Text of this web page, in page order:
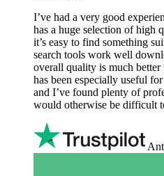
I’ve had a very good
has a huge selection of high
it’s easy to find something
search tools work well
overall quality is much
has been especially useful
and I’ve found plenty of
would otherwise be difficult